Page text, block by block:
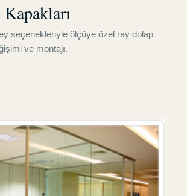
seçenekleriyle ölçüye özel ray dolap
ve montajı.